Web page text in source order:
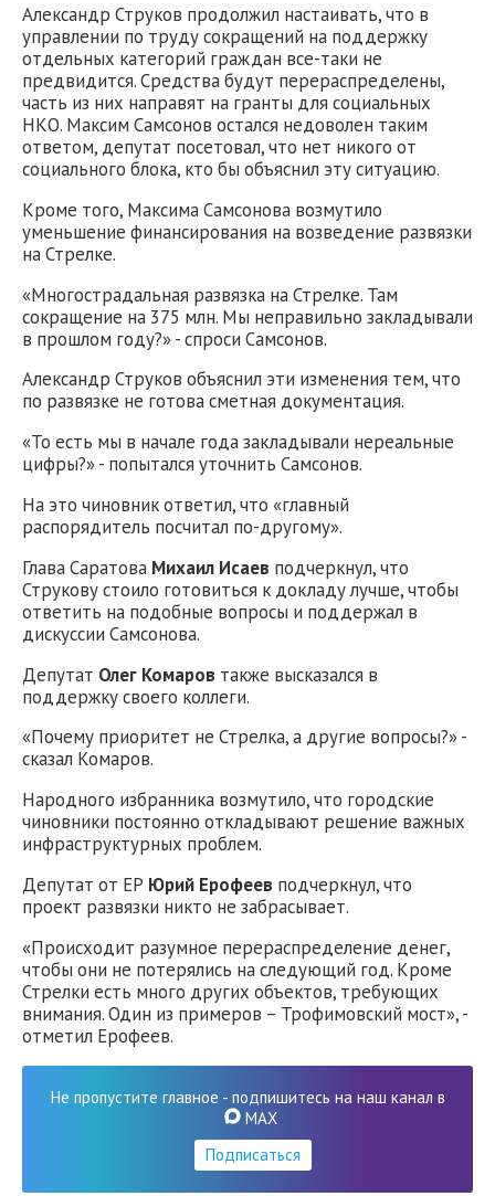
Александр Струков продолжил настаивать, что в
управлении по труду сокращений на поддержку
отдельных категорий граждан все-таки не
предвидится. Средства будут перераспределены,
часть из них направят на гранты для социальных
НКО. Максим Самсонов остался недоволен таким
ответом, депутат посетовал, что нет никого от
социального блока, кто бы объяснил эту ситуацию.
Кроме того, Максима Самсонова возмутило
уменьшение финансирования на возведение развязки
на Стрелке.
«Многострадальная развязка на Стрелке. Там
сокращение на 375 млн. Мы неправильно закладывали
в прошлом году?» - спроси Самсонов.
Александр Струков объяснил эти изменения тем, что
по развязке не готова сметная документация.
«То есть мы в начале года закладывали нереальные
цифры?» - попытался уточнить Самсонов.
На это чиновник ответил, что «главный
распорядитель посчитал по-другому».
Глава Саратова Михаил Исаев подчеркнул, что
Струкову стоило готовиться к докладу лучше, чтобы
ответить на подобные вопросы и поддержал в
дискуссии Самсонова.
Депутат Олег Комаров также высказался в
поддержку своего коллеги.
«Почему приоритет не Стрелка, а другие вопросы?» -
сказал Комаров.
Народного избранника возмутило, что городские
чиновники постоянно откладывают решение важных
инфраструктурных проблем.
Депутат от ЕР Юрий Ерофеев подчеркнул, что
проект развязки никто не забрасывает.
«Происходит разумное перераспределение денег,
чтобы они не потерялись на следующий год. Кроме
Стрелки есть много других объектов, требующих
внимания. Один из примеров – Трофимовский мост», -
отметил Ерофеев.
Не пропустите главное - подпишитесь на наш канал в
MAX
Подписаться